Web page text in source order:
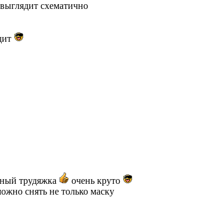
схематично
трудяжка
очень круто
снять не только маску